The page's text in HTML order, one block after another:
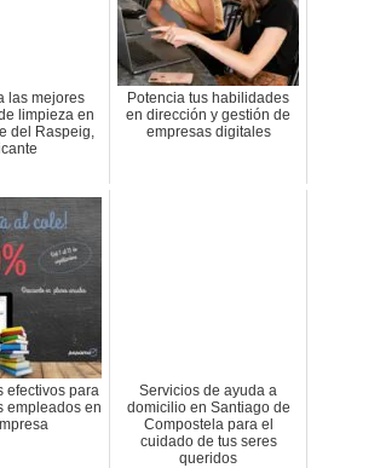
las mejores
limpieza en
del Raspeig,
Potencia tus habilidades
en dirección y gestión de
empresas digitales
efectivos para
empleados en
Servicios de ayuda a
domicilio en Santiago de
Compostela para el
cuidado de tus seres
queridos